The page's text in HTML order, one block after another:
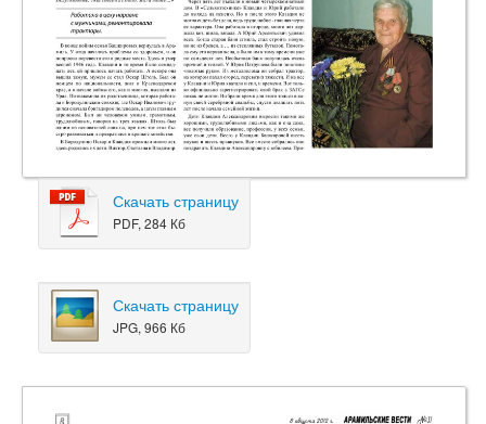
Скачать страницу
PDF, 284 Кб
Скачать страницу
JPG, 966 Кб